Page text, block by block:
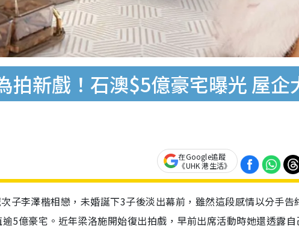
拍新戲！石澳$5億豪宅曝光 屋
在Google追蹤
《UHK 港生活》
子李澤楷相戀，未婚誕下3子後淡出幕前，雖然這段感情以分手告
5億豪宅。近年梁洛施開始復出拍戲，早前出席活動時她還透露自